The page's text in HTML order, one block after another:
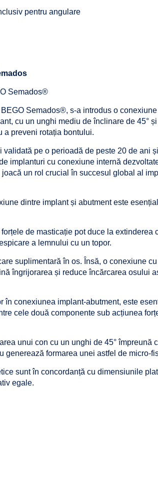
pentru angulare
Semados®
Semados®, s-a introdus o
cu un unghi mediu de înclinare de 45°
a preveni rotația bontului.
pe o perioadă de peste 20 de ani
implanturi cu conexiune internă
joacă un rol crucial în succesul global al
dintre implant și abutment este
de masticație pot duce la extinderea
a lemnului cu un topor.
suplimentară în os. Însă, o conexiune
îngrijorarea și reduce încărcarea osului
în conexiunea implant-abutment, este
cele două componente sub acțiunea
unui con cu un unghi de 45° împreună
generează formarea unei astfel de micro-
sunt în concordanță cu dimensiunile
egale.